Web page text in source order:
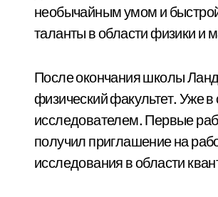
необычайным умом и
таланты в области физики и
После окончания школы
физический факультет. Уже
исследователем. Первые
получил приглашение на
исследования в области